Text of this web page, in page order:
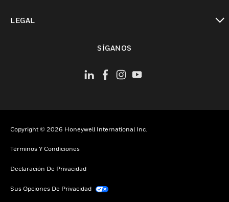
LEGAL
SÍGANOS
Copyright © 2026 Honeywell International Inc.
Términos Y Condiciones
Declaración De Privacidad
Sus Opciones De Privacidad